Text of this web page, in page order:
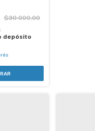
$30.000,00
depósito